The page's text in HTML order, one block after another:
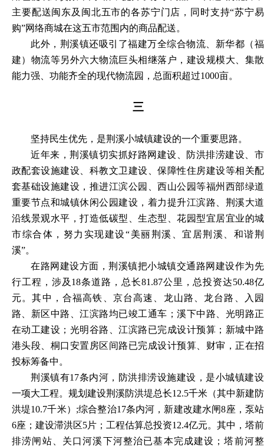
主要配送闽东及闽北五市的各苏宁门店，同时支持“苏宁易
购”网络商城在这五市范围内的商品配送。
此外，荆溪镇还吸引了福建万全综合物流、新华都（福
建）物流等另外六大物流巨头相继落户，建设规模大、集散
能力强、功能齐全的现代物流园，总面积超过1000亩。
三
坚持民生优先，是荆溪小城镇建设的一个重要思路。
近年来，荆溪镇切实抓好路网建设、防洪排涝建设、市
政配套设施建设、科教文卫建设、保障性住房建设等相关配
套基础设施建设，推进江滨公园、西山公园等福州西部绿道
重要节点和城镇休闲公园建设，着力提升江滨路、荆溪大道
沿线景观水平，打造低碳型、生态型、花园型宜居宜业的城
市综合体，努力实现建设“美丽荆溪、宜居荆溪、和谐荆
溪”。
在路网建设方面，荆溪镇把小城镇交通路网建设作为先
行工程，涉及 18条道路，总长81.87公里，总投资达50.48亿
元。其中，合福高铁、京台高速、龙山路、龙台路、入园
路、新区中路、江滨路均已竣工通车；溪下中路、光明路正
在动工建设；光明谷路、江滨路已完成设计预算；新城中路
港头段、桐口安置房区间路已完成设计预算、财审，正在招
投标筹备中。
荆溪镇有17条内河，防洪排涝设施建设，是小城镇建设
一项大工程。规划建设荆溪防洪堤总长12.5千米（其中新建防
洪堤10.7千米）;综合整治17条内河，新建改建水闸8座，泵站
6座；建设滞洪区5片；工程估算总投资12.4亿元。其中，塔前
排涝闸站、关口河溪下河整治已基本完成建设；塔前河整